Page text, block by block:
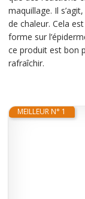
maquillage. Il
de chaleur. Cela
forme sur
ce produit est bon
rafraîchir.
MEILLEUR N° 1